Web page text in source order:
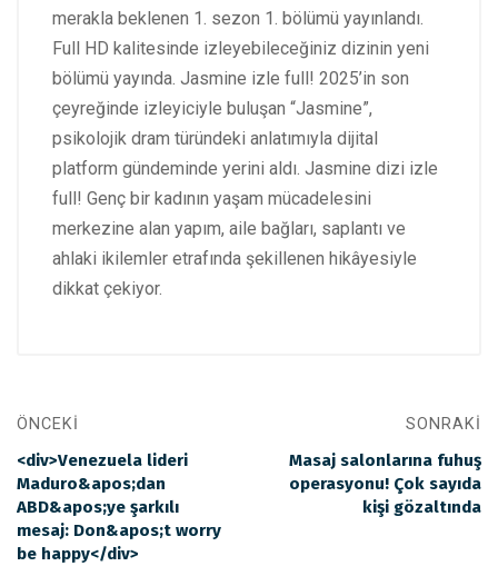
merakla beklenen 1. sezon 1. bölümü yayınlandı.
Full HD kalitesinde izleyebileceğiniz dizinin yeni
bölümü yayında. Jasmine izle full! 2025’in son
çeyreğinde izleyiciyle buluşan “Jasmine”,
psikolojik dram türündeki anlatımıyla dijital
platform gündeminde yerini aldı. Jasmine dizi izle
full! Genç bir kadının yaşam mücadelesini
merkezine alan yapım, aile bağları, saplantı ve
ahlaki ikilemler etrafında şekillenen hikâyesiyle
dikkat çekiyor.
ÖNCEKI
<div>Venezuela lideri
Maduro&apos;dan
ABD&apos;ye şarkılı
mesaj: Don&apos;t worry
be happy</div>
SONRAKI
Masaj salonlarına fuhuş
operasyonu! Çok sayıda
kişi gözaltında